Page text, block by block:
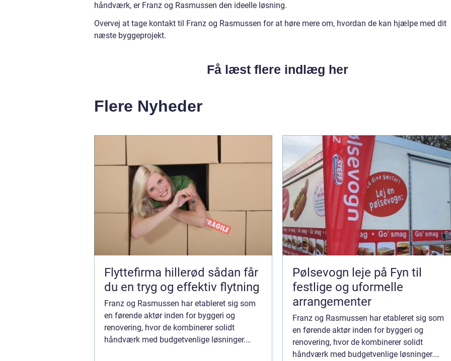
håndværk, er Franz og Rasmussen den ideelle løsning.
Overvej at tage kontakt til Franz og Rasmussen for at høre mere om, hvordan de kan hjælpe med dit
næste byggeprojekt.
Få læst flere indlæg her
Flere Nyheder
Flyttefirma hillerød sådan får
du en tryg og effektiv flytning
Franz og Rasmussen har etableret sig som
en førende aktør inden for byggeri og
renovering, hvor de kombinerer solidt
håndværk med budgetvenlige løsninger.
Pølsevogn leje på Fyn til
festlige og uformelle
arrangementer
Franz og Rasmussen har etableret sig som
en førende aktør inden for byggeri og
renovering, hvor de kombinerer solidt
håndværk med budgetvenlige løsninger.